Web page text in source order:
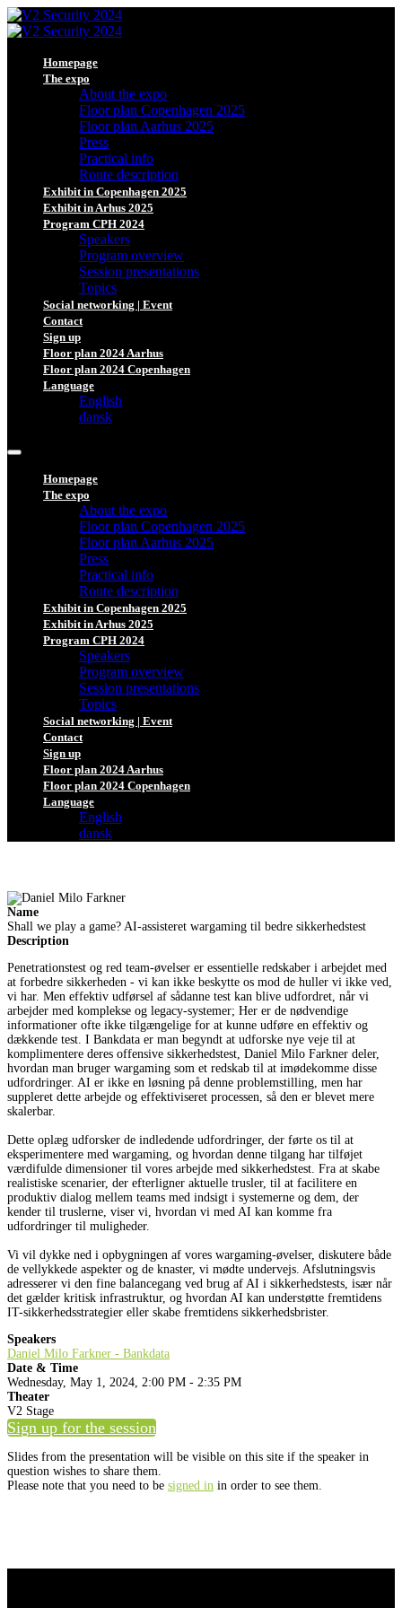
Homepage
The expo
About the expo
Floor plan Copenhagen 2025
Floor plan Aarhus 2025
Press
Practical info
Route description
Exhibit in Copenhagen 2025
Exhibit in Arhus 2025
Program CPH 2024
Speakers
Program overview
Session presentations
Topics
Social networking | Event
Contact
Sign up
Floor plan 2024 Aarhus
Floor plan 2024 Copenhagen
Language
English
dansk
Homepage
The expo
About the expo
Floor plan Copenhagen 2025
Floor plan Aarhus 2025
Press
Practical info
Route description
Exhibit in Copenhagen 2025
Exhibit in Arhus 2025
Program CPH 2024
Speakers
Program overview
Session presentations
Topics
Social networking | Event
Contact
Sign up
Floor plan 2024 Aarhus
Floor plan 2024 Copenhagen
Language
English
dansk
Name
Shall we play a game? AI-assisteret wargaming til bedre sikkerhedstest
Description
Penetrationstest og red team-øvelser er essentielle redskaber i arbejdet med
at forbedre sikkerheden - vi kan ikke beskytte os mod de huller vi ikke ved,
vi har. Men effektiv udførsel af sådanne test kan blive udfordret, når vi
arbejder med komplekse og legacy-systemer; Her er de nødvendige
informationer ofte ikke tilgængelige for at kunne udføre en effektiv og
dækkende test. I Bankdata er man begyndt at udforske nye veje til at
komplimentere deres offensive sikkerhedstest, Daniel Milo Farkner deler,
hvordan man bruger wargaming som et redskab til at imødekomme disse
udfordringer. AI er ikke en løsning på denne problemstilling, men har
suppleret dette arbejde og effektiviseret processen, så den er blevet mere
skalerbar.
Dette oplæg udforsker de indledende udfordringer, der førte os til at
eksperimentere med wargaming, og hvordan denne tilgang har tilføjet
værdifulde dimensioner til vores arbejde med sikkerhedstest. Fra at skabe
realistiske scenarier, der efterligner aktuelle trusler, til at facilitere en
produktiv dialog mellem teams med indsigt i systemerne og dem, der
kender til truslerne, viser vi, hvordan vi med AI kan komme fra
udfordringer til muligheder.
Vi vil dykke ned i opbygningen af vores wargaming-øvelser, diskutere både
de vellykkede aspekter og de knaster, vi mødte undervejs. Afslutningsvis
adresserer vi den fine balancegang ved brug af AI i sikkerhedstests, især når
det gælder kritisk infrastruktur, og hvordan AI kan understøtte fremtidens
IT-sikkerhedsstrategier eller skabe fremtidens sikkerhedsbrister.
Speakers
Daniel Milo Farkner - Bankdata
Date & Time
Wednesday, May 1, 2024, 2:00 PM - 2:35 PM
Theater
V2 Stage
Sign up for the session
Slides from the presentation will be visible on this site if the speaker in
question wishes to share them.
Please note that you need to be signed in in order to see them.